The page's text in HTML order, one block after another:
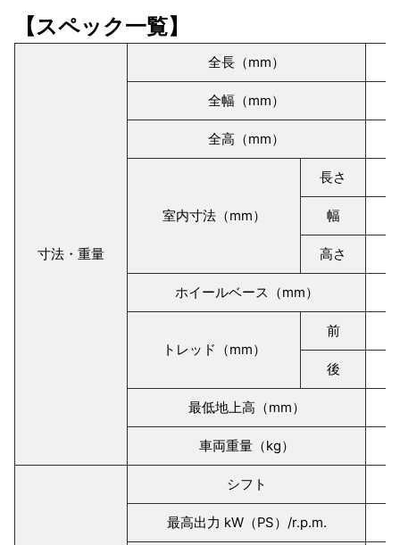
【スペック一覧】
寸法・重量
全長（mm）
全幅（mm）
全高（mm）
室内寸法（mm）
長さ
幅
高さ
ホイールベース（mm）
トレッド（mm）
前
後
最低地上高（mm）
車両重量（kg）
シフト
最高出力 kW（PS）/r.p.m.